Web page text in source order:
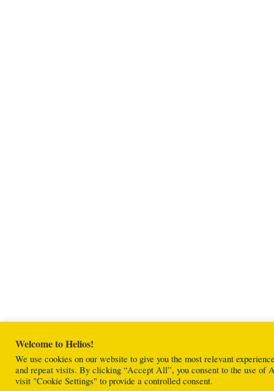
Welcome to Helios!
We use cookies on our website to give you the most relevant
and repeat visits. By clicking “Accept All”, you consent to the use of
visit "Cookie Settings" to provide a controlled consent.